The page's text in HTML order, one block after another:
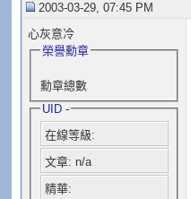
2003-03-29, 07:45 PM
心灰意冷
榮譽勳章
勳章總數
UID -
在線等級:
文章: n/a
精華: